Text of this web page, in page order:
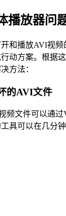
播放器问
和播放AVI视
动方案。根据
方法：
的AVI文件
频文件可以通
具可以在几分钟